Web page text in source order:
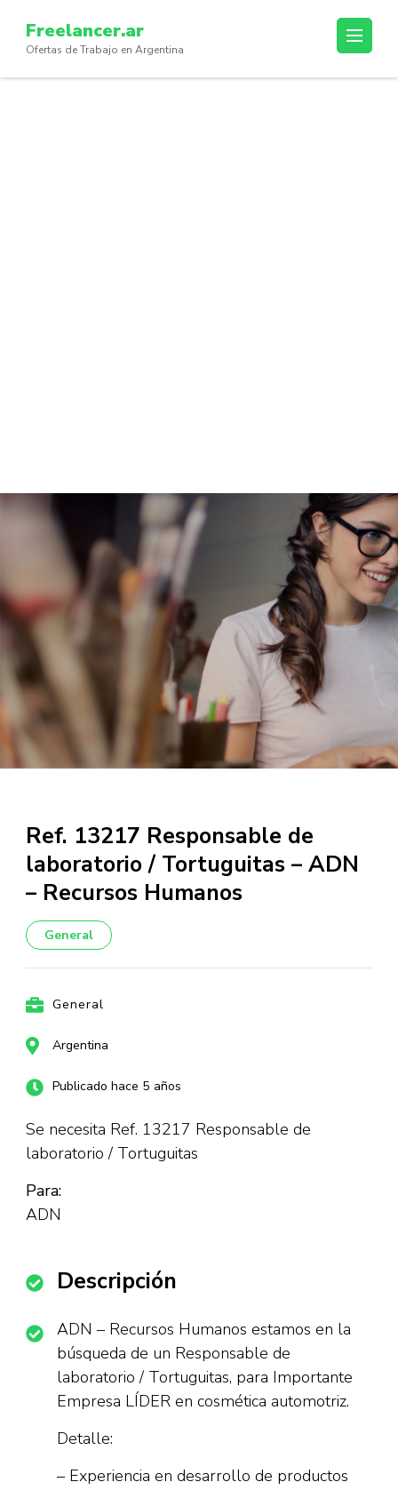
content
(Press
Freelancer.ar
Ofertas de Trabajo en Argentina
Ref. 13217 Responsable de
laboratorio / Tortuguitas – ADN
– Recursos Humanos
General
General
Argentina
Publicado hace 5 años
Se necesita Ref. 13217 Responsable de
laboratorio / Tortuguitas
Para:
ADN
Descripción
ADN – Recursos Humanos estamos en la
búsqueda de un Responsable de
laboratorio / Tortuguitas, para Importante
Empresa LÍDER en cosmética automotriz.
Detalle:
– Experiencia en desarrollo de productos